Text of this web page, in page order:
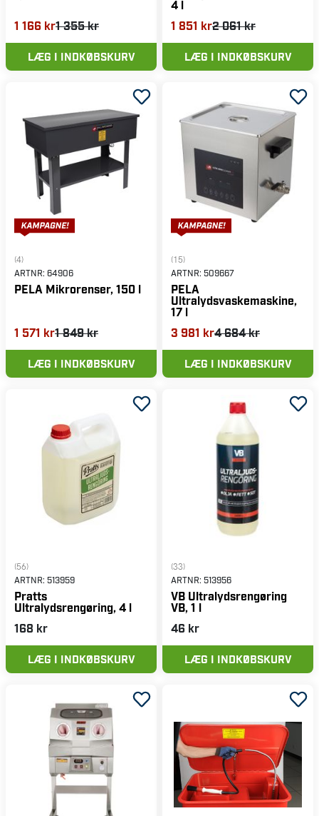
1 166 kr1 355 kr
LÆG I INDKØBSKURV
4 l
1 851 kr2 061 kr
LÆG I INDKØBSKURV
(4)
ARTNR: 64906
PELA Mikrorenser, 150 l
1 571 kr1 849 kr
LÆG I INDKØBSKURV
(15)
ARTNR: 509667
PELA
Ultralydsvaskemaskine,
17 l
3 981 kr4 684 kr
LÆG I INDKØBSKURV
(56)
ARTNR: 513959
Pratts
Ultralydsrengøring, 4 l
168 kr
LÆG I INDKØBSKURV
(33)
ARTNR: 513956
VB Ultralydsrengøring
VB, 1 l
46 kr
LÆG I INDKØBSKURV